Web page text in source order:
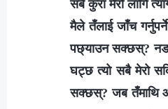
सबै कुरा मेरो लागि
मैले तँलाई जाँच
पछ्याउन सक्छस्?
घट्छ त्यो सबै मेरो
सक्छस्? जब तँमाथि